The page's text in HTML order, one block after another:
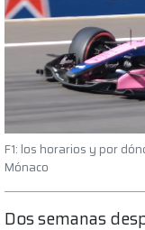
F1: los horarios y por
Mónaco
Dos semanas